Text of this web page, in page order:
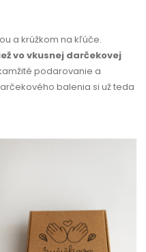
a krúžkom na kľúče.
vo vkusnej darčekovej
podarovanie a
balenia si už teda